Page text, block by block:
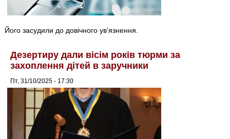
Його засудили до довічного ув’язнення.
Дезертиру дали вісім років тюрми за
захоплення дітей в заручники
Пт, 31/10/2025 - 17:30